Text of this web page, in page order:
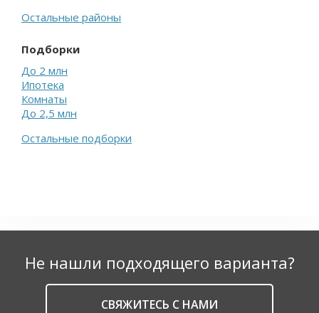
Остальные районы
Подборки
До 2 млн
Ипотека
Комнаты
До 2,5 млн
Остальные подборки
Не нашли подходящего варианта?
CВЯЖИТЕСЬ С НАМИ